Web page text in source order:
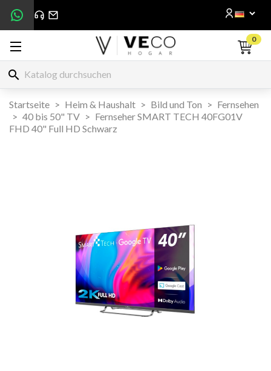
0
search
Startseite Heim & Haushalt Bild und Ton
Fernsehen
40 bis 50" TV
Fernseher SMART TECH 40FG01V
FHD 40" Full HD Schwarz